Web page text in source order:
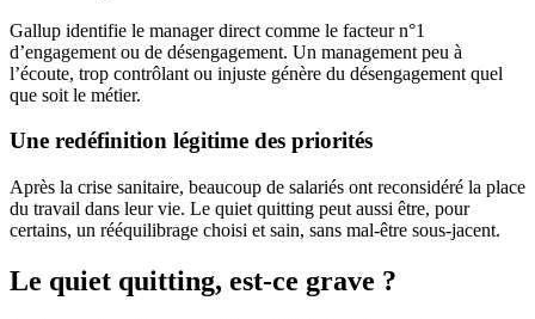
Gallup identifie le manager direct comme le facteur n°1
d’engagement ou de désengagement. Un management peu à
l’écoute, trop contrôlant ou injuste génère du désengagement quel
que soit le métier.
Une redéfinition légitime des priorités
Après la crise sanitaire, beaucoup de salariés ont reconsidéré la place
du travail dans leur vie. Le quiet quitting peut aussi être, pour
certains, un rééquilibrage choisi et sain, sans mal-être sous-jacent.
Le quiet quitting, est-ce grave ?